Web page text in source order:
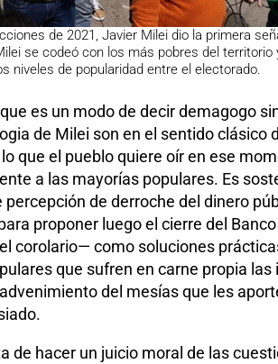
de 2021, Javier Milei dio la primera
se codeó con los más pobres del
niveles de popularidad entre el electorado.
es un modo de decir demagogo
de Milei son en el sentido clásico
el pueblo quiere oír en ese
a las mayorías populares. Es
de derroche del dinero
proponer luego el cierre del
corolario— como soluciones
que sufren en carne propia
del mesías que les
de hacer un juicio moral de las